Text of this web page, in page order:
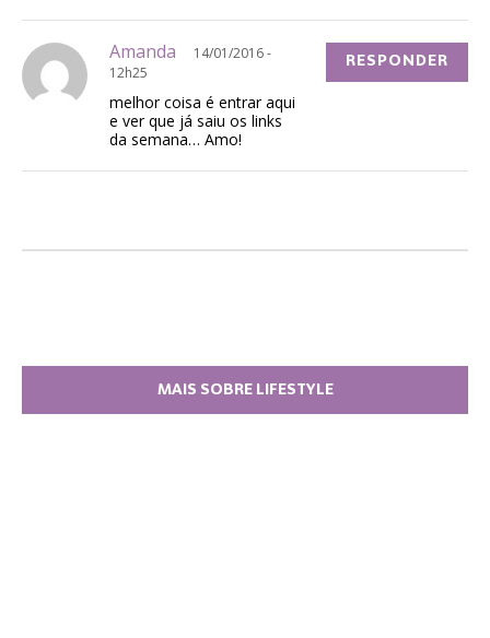
Amanda
14/01/2016 -
12h25
melhor coisa é entrar aqui
e ver que já saiu os links
da semana… Amo!
RESPONDER
MAIS SOBRE LIFESTYLE